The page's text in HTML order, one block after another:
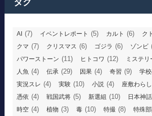
タグ
AI (7) イベントレポート (5) カルト (6) ク
クマ (7) クリスマス (6) ゴジラ (6) ゾンビ
パワーストーン (11) ヒトコワ (12) ミステリ
人魚 (4) 伝承 (29) 因果 (4) 奇習 (9) 学
実況スレ (4) 実験 (10) 小説 (4) 座敷わらし
憑依 (4) 戦国武将 (5) 新選組 (10) 日本神話
時空 (4) 植物 (3) 毒 (10) 特撮 (8) 特殊